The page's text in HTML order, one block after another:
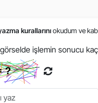
kurallarınıokudum ve
işlemin sonucu